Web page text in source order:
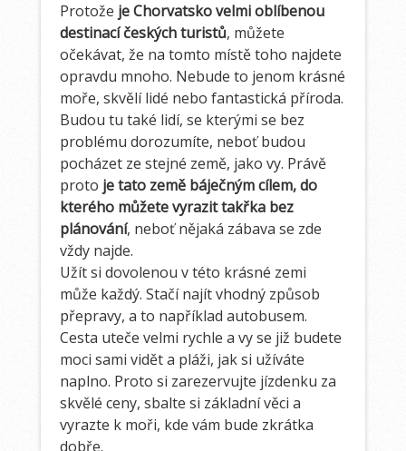
Protože je Chorvatsko velmi oblíbenou
destinací českých turistů, můžete
očekávat, že na tomto místě toho najdete
opravdu mnoho. Nebude to jenom krásné
moře, skvělí lidé nebo fantastická příroda.
Budou tu také lidí, se kterými se bez
problému dorozumíte, neboť budou
pocházet ze stejné země, jako vy. Právě
proto je tato země báječným cílem, do
kterého můžete vyrazit takřka bez
plánování, neboť nějaká zábava se zde
vždy najde.
Užít si dovolenou v této krásné zemi
může každý. Stačí najít vhodný způsob
přepravy, a to například autobusem.
Cesta uteče velmi rychle a vy se již budete
moci sami vidět a pláži, jak si užíváte
naplno. Proto si zarezervujte jízdenku za
skvělé ceny, sbalte si základní věci a
vyrazte k moři, kde vám bude zkrátka
dobře.